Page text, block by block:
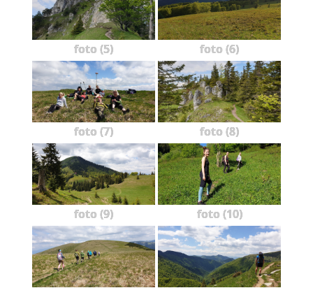
foto (5) foto (6)
foto (7) foto (8)
foto (9) foto (10)